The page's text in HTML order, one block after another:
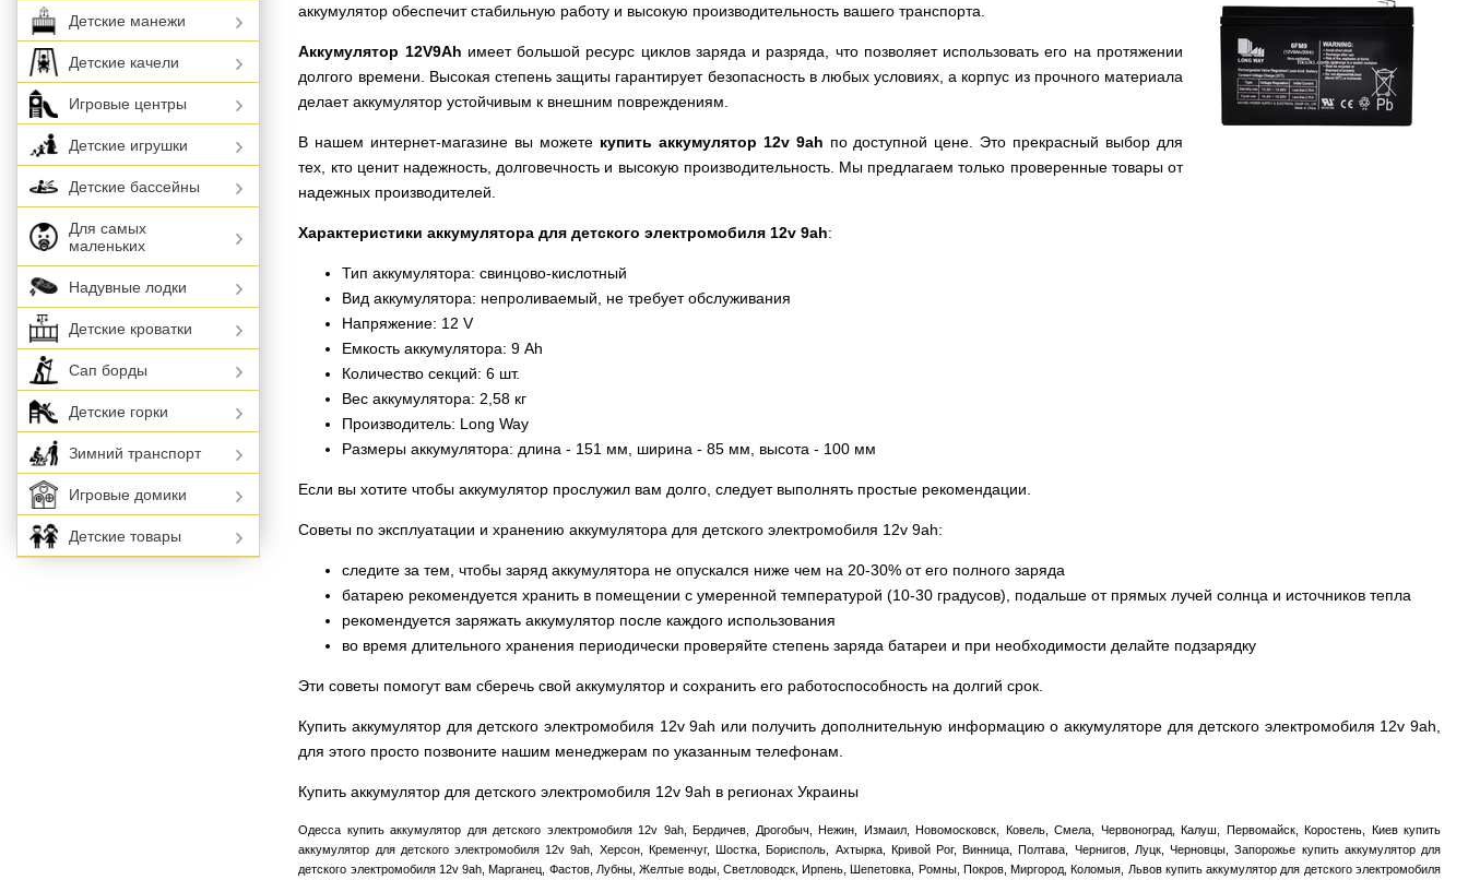
аккумулятор обеспечит стабильную работу и высокую производительность вашего транспорта.
Аккумулятор 12V9Ah имеет большой ресурс циклов заряда и разряда, что позволяет использовать его на протяжении
долгого времени. Высокая степень защиты гарантирует безопасность в любых условиях, а корпус из прочного материала
делает аккумулятор устойчивым к внешним повреждениям.
В нашем интернет-магазине вы можете купить аккумулятор 12v 9ah по доступной цене. Это прекрасный выбор для
тех, кто ценит надежность, долговечность и высокую производительность. Мы предлагаем только проверенные товары от
надежных производителей.
Характеристики аккумулятора для детского электромобиля 12v 9ah:
Тип аккумулятора: свинцово-кислотный
Вид аккумулятора: непроливаемый, не требует обслуживания
Напряжение: 12 V
Емкость аккумулятора: 9 Ah
Количество секций: 6 шт.
Вес аккумулятора: 2,58 кг
Производитель: Long Way
Размеры аккумулятора: длина - 151 мм, ширина - 85 мм, высота - 100 мм
Если вы хотите чтобы аккумулятор прослужил вам долго, следует выполнять простые рекомендации.
Советы по эксплуатации и хранению аккумулятора для детского электромобиля 12v 9ah:
следите за тем, чтобы заряд аккумулятора не опускался ниже чем на 20-30% от его полного заряда
батарею рекомендуется хранить в помещении с умеренной температурой (10-30 градусов), подальше от прямых лучей солнца и источников тепла
рекомендуется заряжать аккумулятор после каждого использования
во время длительного хранения периодически проверяйте степень заряда батареи и при необходимости делайте подзарядку
Эти советы помогут вам сберечь свой аккумулятор и сохранить его работоспособность на долгий срок.
Купить аккумулятор для детского электромобиля 12v 9ah или получить дополнительную информацию о аккумуляторе для детского электромобиля 12v 9ah,
для этого просто позвоните нашим менеджерам по указанным телефонам.
Купить аккумулятор для детского электромобиля 12v 9ah в регионах Украины
Одесса купить аккумулятор для детского электромобиля 12v 9ah, Бердичев, Дрогобыч, Нежин, Измаил, Новомосковск, Ковель, Смела, Червоноград, Калуш, Первомайск, Коростень, Киев купить
аккумулятор для детского электромобиля 12v 9ah, Херсон, Кременчуг, Шостка, Борисполь, Ахтырка, Кривой Рог, Винница, Полтава, Чернигов, Луцк, Черновцы, Запорожье купить аккумулятор для
детского электромобиля 12v 9ah, Марганец, Фастов, Лубны, Желтые воды, Светловодск, Ирпень, Шепетовка, Ромны, Покров, Миргород, Коломыя, Львов купить аккумулятор для детского электромобиля
Детские манежи
Детские качели
Игровые центры
Детские игрушки
Детские бассейны
Для самых
маленьких
Надувные лодки
Детские кроватки
Сап борды
Детские горки
Зимний транспорт
Игровые домики
Детские товары